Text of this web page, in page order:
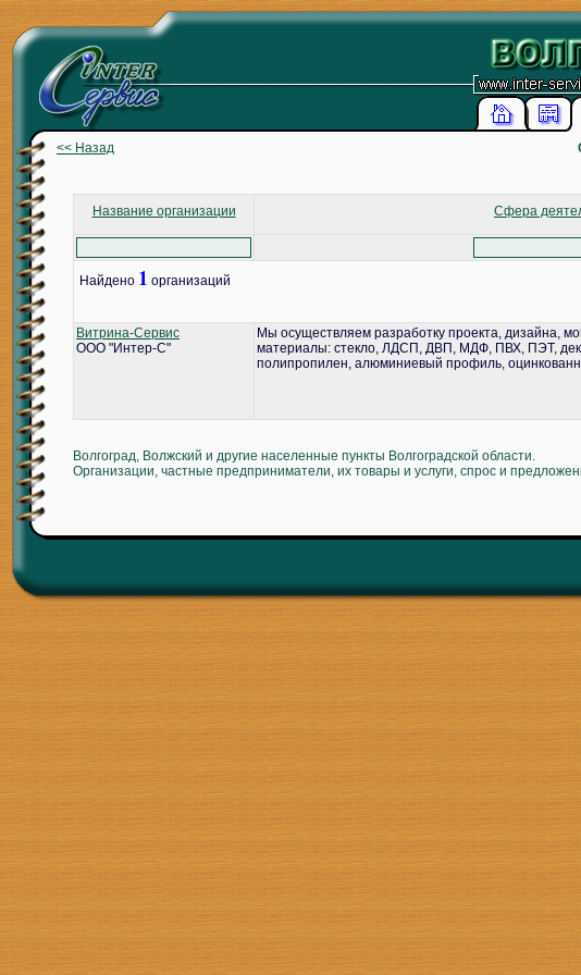
<< Назад
Название организации Сфера
Найдено 1 организаций
Витрина-Сервис
ООО "Интер-С"
Мы осуществляем разработку проекта, дизайна,
материалы: стекло, ЛДСП, ДВП, МДФ, ПВХ, ПЭТ,
полипропилен, алюминиевый профиль,
Волгоград, Волжский и другие населенные пункты Волгоградской области.
Организации, частные предприниматели, их товары и услуги, спрос и